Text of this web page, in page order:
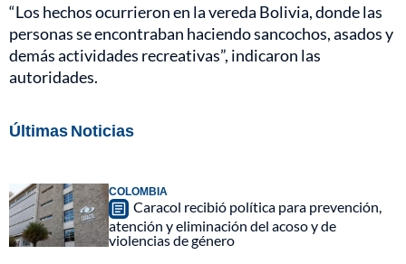
“Los hechos ocurrieron en la vereda Bolivia, donde las
personas se encontraban haciendo sancochos, asados y
demás actividades recreativas”, indicaron las
autoridades.
Últimas Noticias
COLOMBIA
Caracol recibió política para prevención,
atención y eliminación del acoso y de
violencias de género